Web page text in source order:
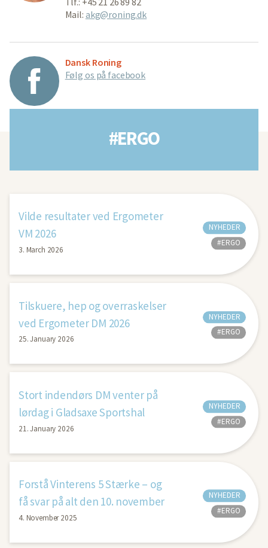
Mail: akg@roning.dk
Dansk Roning
Følg os på facebook
#ERGO
Vilde resultater ved Ergometer
VM 2026
3. March 2026
NYHEDER
#ERGO
Tilskuere, hep og overraskelser
ved Ergometer DM 2026
25. January 2026
NYHEDER
#ERGO
Stort indendørs DM venter på
lørdag i Gladsaxe Sportshal
21. January 2026
NYHEDER
#ERGO
Forstå Vinterens 5 Stærke – og
få svar på alt den 10. november
4. November 2025
NYHEDER
#ERGO